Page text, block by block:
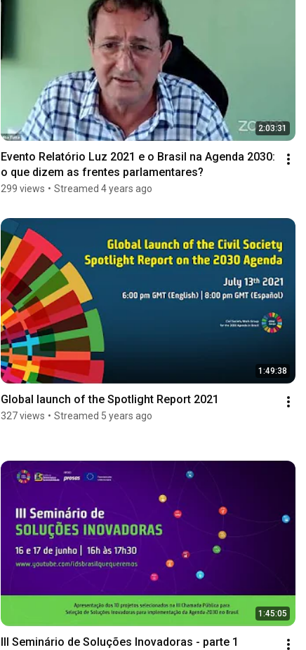
2:03:31
Evento Relatório Luz 2021 e o Brasil na Agenda 2030:
o que dizem as frentes parlamentares?
299 views • Streamed 4 years ago
1:49:38
Global launch of the Spotlight Report 2021
327 views • Streamed 5 years ago
1:45:05
III Seminário de Soluções Inovadoras - parte 1